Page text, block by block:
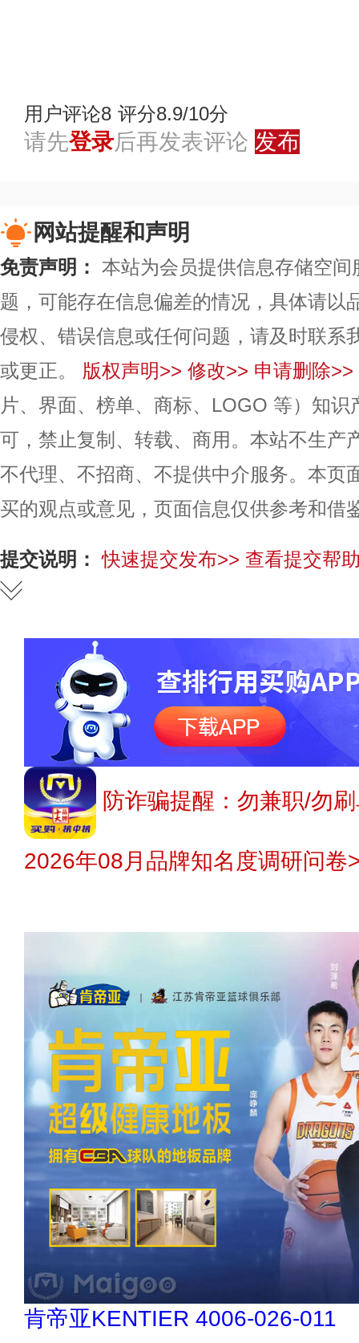
用户评论8 评分8.9/10分
请先登录后再发表评论 发布
网站提醒和声明
免责声明： 本站为会员提供信息存储空
题，可能存在信息偏差的情况，具体请以
侵权、错误信息或任何问题，请及时联系
或更正。
版权声明>> 修改>> 申请删除>>
片、界面、榜单、商标、LOGO 等）知
可，禁止复制、转载、商用。本站不生产
不代理、不招商、不提供中介服务。本页
买的观点或意见，页面信息仅供参考和借
提交说明： 快速提交发布>> 查看提交帮
防诈骗提醒：勿兼职/勿
2026年08月品牌知名度调研问卷
索邦管Suban 021-5718000